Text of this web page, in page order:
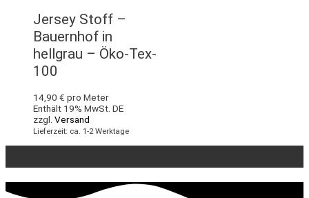
Jersey Stoff –
Bauernhof in
hellgrau – Öko-Tex-
100
14,90 € pro Meter
Enthält 19% MwSt. DE
zzgl. Versand
Lieferzeit: ca. 1-2 Werktage